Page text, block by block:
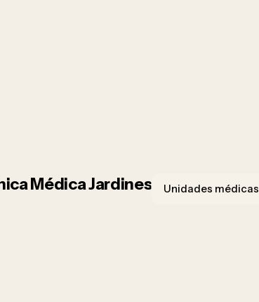
Unidades médicas